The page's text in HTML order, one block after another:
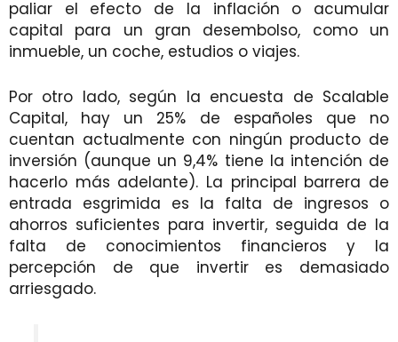
paliar el efecto de la inflación o acumular
capital para un gran desembolso, como un
inmueble, un coche, estudios o viajes.
Por otro lado, según la encuesta de Scalable
Capital, hay un 25% de españoles que no
cuentan actualmente con ningún producto de
inversión (aunque un 9,4% tiene la intención de
hacerlo más adelante). La principal barrera de
entrada esgrimida es la falta de ingresos o
ahorros suficientes para invertir, seguida de la
falta de conocimientos financieros y la
percepción de que invertir es demasiado
arriesgado.